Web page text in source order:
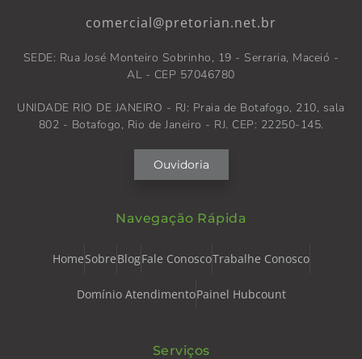
comercial@pretorian.net.br
SEDE: Rua José Monteiro Sobrinho, 19 - Serraria, Maceió -
AL - CEP 57046780
UNIDADE RIO DE JANEIRO - RJ: Praia de Botafogo, 210, sala
802 - Botafogo, Rio de Janeiro - RJ. CEP: 22250-145.
Ouvidoria
Navegação Rápida
HomeSobreBlogFale ConoscoTrabalhe Conosco
Domínio AtendimentoPainel Hubcount
Serviços